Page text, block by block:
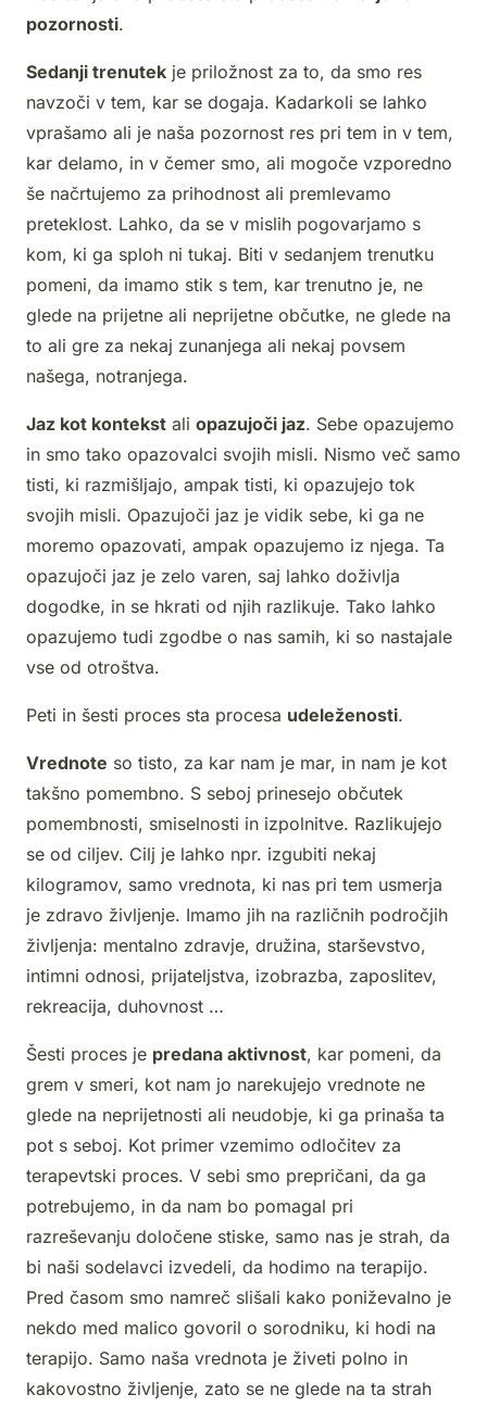
pozornosti.
Sedanji trenutek je priložnost za to, da smo res
navzoči v tem, kar se dogaja. Kadarkoli se lahko
vprašamo ali je naša pozornost res pri tem in v tem,
kar delamo, in v čemer smo, ali mogoče vzporedno
še načrtujemo za prihodnost ali premlevamo
preteklost. Lahko, da se v mislih pogovarjamo s
kom, ki ga sploh ni tukaj. Biti v sedanjem trenutku
pomeni, da imamo stik s tem, kar trenutno je, ne
glede na prijetne ali neprijetne občutke, ne glede na
to ali gre za nekaj zunanjega ali nekaj povsem
našega, notranjega.
Jaz kot kontekst ali opazujoči jaz. Sebe opazujemo
in smo tako opazovalci svojih misli. Nismo več samo
tisti, ki razmišljajo, ampak tisti, ki opazujejo tok
svojih misli. Opazujoči jaz je vidik sebe, ki ga ne
moremo opazovati, ampak opazujemo iz njega. Ta
opazujoči jaz je zelo varen, saj lahko doživlja
dogodke, in se hkrati od njih razlikuje. Tako lahko
opazujemo tudi zgodbe o nas samih, ki so nastajale
vse od otroštva.
Peti in šesti proces sta procesa udeleženosti.
Vrednote so tisto, za kar nam je mar, in nam je kot
takšno pomembno. S seboj prinesejo občutek
pomembnosti, smiselnosti in izpolnitve. Razlikujejo
se od ciljev. Cilj je lahko npr. izgubiti nekaj
kilogramov, samo vrednota, ki nas pri tem usmerja
je zdravo življenje. Imamo jih na različnih področjih
življenja: mentalno zdravje, družina, starševstvo,
intimni odnosi, prijateljstva, izobrazba, zaposlitev,
rekreacija, duhovnost …
Šesti proces je predana aktivnost, kar pomeni, da
grem v smeri, kot nam jo narekujejo vrednote ne
glede na neprijetnosti ali neudobje, ki ga prinaša ta
pot s seboj. Kot primer vzemimo odločitev za
terapevtski proces. V sebi smo prepričani, da ga
potrebujemo, in da nam bo pomagal pri
razreševanju določene stiske, samo nas je strah, da
bi naši sodelavci izvedeli, da hodimo na terapijo.
Pred časom smo namreč slišali kako poniževalno je
nekdo med malico govoril o sorodniku, ki hodi na
terapijo. Samo naša vrednota je živeti polno in
kakovostno življenje, zato se ne glede na ta strah